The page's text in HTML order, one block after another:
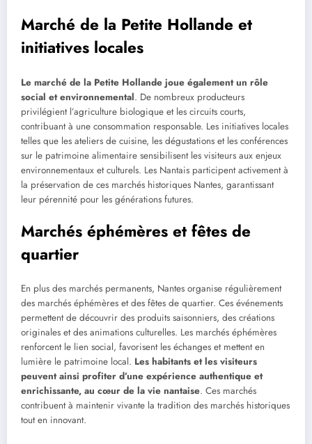
Marché de la Petite Hollande et
initiatives locales
Le marché de la Petite Hollande joue également un rôle
social et environnemental. De nombreux producteurs
privilégient l’agriculture biologique et les circuits courts,
contribuant à une consommation responsable. Les initiatives locales
telles que les ateliers de cuisine, les dégustations et les conférences
sur le patrimoine alimentaire sensibilisent les visiteurs aux enjeux
environnementaux et culturels. Les Nantais participent activement à
la préservation de ces marchés historiques Nantes, garantissant
leur pérennité pour les générations futures.
Marchés éphémères et fêtes de
quartier
En plus des marchés permanents, Nantes organise régulièrement
des marchés éphémères et des fêtes de quartier. Ces événements
permettent de découvrir des produits saisonniers, des créations
originales et des animations culturelles. Les marchés éphémères
renforcent le lien social, favorisent les échanges et mettent en
lumière le patrimoine local. Les habitants et les visiteurs
peuvent ainsi profiter d’une expérience authentique et
enrichissante, au cœur de la vie nantaise. Ces marchés
contribuent à maintenir vivante la tradition des marchés historiques
tout en innovant.